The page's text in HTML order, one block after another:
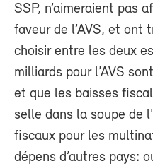
SSP, n’aimeraient pas
faveur de l’AVS, et ont
choisir entre les deux
milliards pour l’AVS
et que les baisses
selle dans la soupe de
fiscaux pour les
dépens d’autres pays: